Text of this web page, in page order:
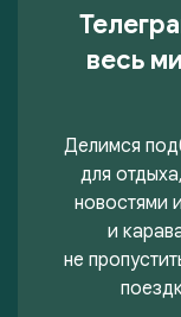
весь
Делимся
для
новостями
и
не